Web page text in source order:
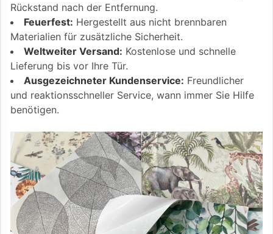
Rückstand nach der Entfernung.
Feuerfest: Hergestellt aus nicht brennbaren
Materialien für zusätzliche Sicherheit.
Weltweiter Versand: Kostenlose und schnelle
Lieferung bis vor Ihre Tür.
Ausgezeichneter Kundenservice: Freundlicher
und reaktionsschneller Service, wann immer Sie Hilfe
benötigen.